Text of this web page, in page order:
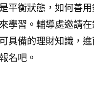
平衡狀態，如何善
學習。輔導處邀請
具備的理財知識，
名吧。